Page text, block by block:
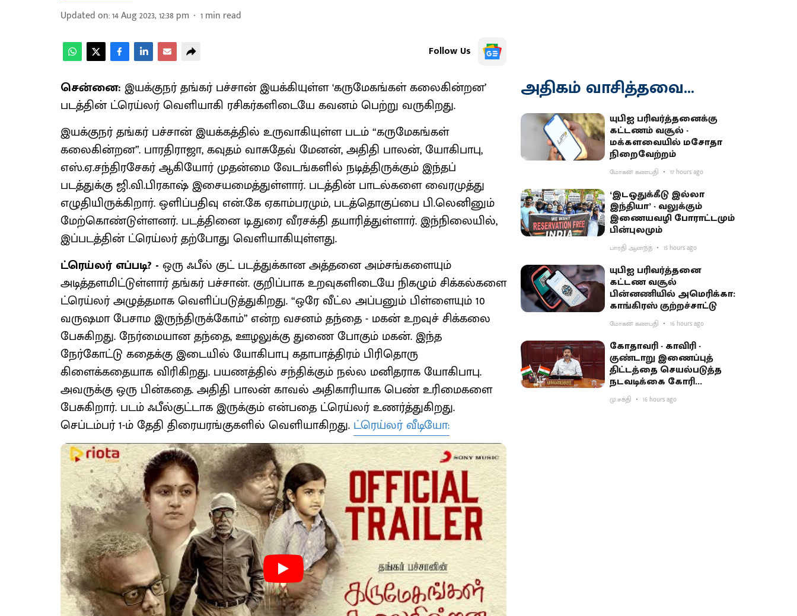
Updated on:14 Aug 2023, 12:38 pm 1min read
Follow Us
சென்னை: இயக்குநர் தங்கர் பச்சான் இயக்கியுள்ள ‘கருமேகங்கள் கலைகின்றன’
படத்தின் ட்ரெய்லர் வெளியாகி ரசிகர்களிடையே கவனம் பெற்று வருகிறது.
இயக்குநர் தங்கர் பச்சான் இயக்கத்தில் உருவாகியுள்ள படம் “கருமேகங்கள்
கலைகின்றன”. பாரதிராஜா, கவுதம் வாசுதேவ் மேனன், அதிதி பாலன், யோகிபாபு,
எஸ்.ஏ.சந்திரசேகர் ஆகியோர் முதன்மை வேடங்களில் நடித்திருக்கும் இந்தப்
படத்துக்கு ஜி.வி.பிரகாஷ் இசையமைத்துள்ளார். படத்தின் பாடல்களை வைரமுத்து
எழுதியிருக்கிறார். ஒளிப்பதிவு என்.கே ஏகாம்பரமும், படத்தொகுப்பை பி.லெனினும்
மேற்கொண்டுள்ளனர். படத்தினை டி.துரை வீரசக்தி தயாரித்துள்ளார். இந்நிலையில்,
இப்படத்தின் ட்ரெய்லர் தற்போது வெளியாகியுள்ளது.
ட்ரெய்லர் எப்படி? - ஒரு ஃபீல் குட் படத்துக்கான அத்தனை அம்சங்களையும்
அடித்தளமிட்டுள்ளார் தங்கர் பச்சான். குறிப்பாக உறவுகளிடையே நிகழும் சிக்கல்களை
ட்ரெய்லர் அழுத்தமாக வெளிப்படுத்துகிறது. “ஒரே வீட்ல அப்பனும் பிள்ளையும் 10
வருஷமா பேசாம இருந்திருக்கோம்” என்ற வசனம் தந்தை - மகன் உறவுச் சிக்கலை
பேசுகிறது. நேர்மையான தந்தை, ஊழலுக்கு துணை போகும் மகன். இந்த
நேர்கோட்டு கதைக்கு இடையில் யோகிபாபு கதாபாத்திரம் பிரிதொரு
கிளைக்கதையாக விரிகிறது. பயணத்தில் சந்திக்கும் நல்ல மனிதராக யோகிபாபு.
அவருக்கு ஒரு பின்கதை. அதிதி பாலன் காவல் அதிகாரியாக பெண் உரிமைகளை
பேசுகிறார். படம் ஃபீல்குட்டாக இருக்கும் என்பதை ட்ரெய்லர் உணர்த்துகிறது.
செப்டம்பர் 1-ம் தேதி திரையரங்குகளில் வெளியாகிறது. ட்ரெய்லர் வீடியோ:
அதிகம் வாசித்தவை...
யுபிஐ பரிவர்த்தனைக்கு
கட்டணம் வசூல் -
மக்களவையில் மசோதா
நிறைவேற்றம்
மோகன் கணபதி 17 hours ago
‘இடஒதுக்கீடு இல்லா
இந்தியா’ - வலுக்கும்
இணையவழி போராட்டமும்
பின்புலமும்
பாரதி ஆனந்த் 15 hours ago
யுபிஐ பரிவர்த்தனை
கட்டண வசூல்
பின்னணியில் அமெரிக்கா:
காங்கிரஸ் குற்றச்சாட்டு
மோகன் கணபதி 16 hours ago
கோதாவரி - காவிரி -
குண்டாறு இணைப்புத்
திட்டத்தை செயல்படுத்த
நடவடிக்கை கோரி
பிரதமருக்கு முதல்வர்
விஜய் கடிதம்
மு.சக்தி 16 hours ago